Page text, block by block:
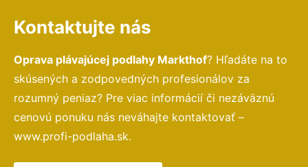
Kontaktujte nás
Oprava plávajúcej podlahy Markthof? Hľadáte na to
skúsených a zodpovedných profesionálov za
rozumný peniaz? Pre viac informácií či nezáväznú
cenovú ponuku nás neváhajte kontaktovať –
www.profi-podlaha.sk.